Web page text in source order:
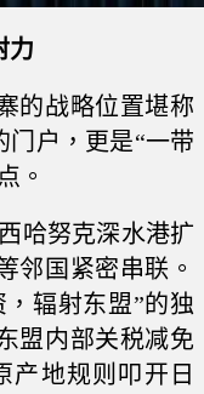
力
的战略位置堪称
门户，更是“一带
。
哈努克深水港扩
邻国紧密串联。
辐射东盟”的独
盟内部关税减免
产地规则叩开日